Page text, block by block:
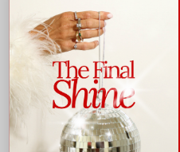
Fer à lisser SinglePass
StyleMax 1"
249,99$CA
Avant les taxes
Vu de 1 à